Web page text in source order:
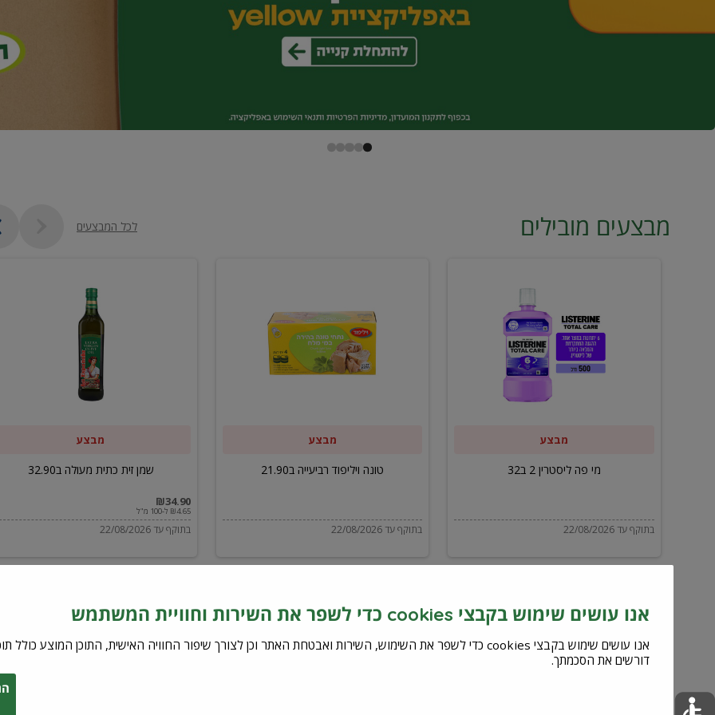
מבצעים מובילים לכל המבצעים
ליסטרין
מבצע
מי פה ליסטרין 2 ב32
בתוקף עד 22/08/2026
ויליפוד
רביעייה
מבצע
טונה ויליפוד רביעייה ב21.90
בתוקף עד 22/08/2026
מבצע
שמן זית כתית מעולה ב32.90
₪34.90
₪4.65 ל-100 מ"ל
בתוקף עד 22/08/2026
אנו עושים שימוש בקבצי cookies כדי לשפר את השירות וחוויית המשתמש
דורשים את הסכמתך.